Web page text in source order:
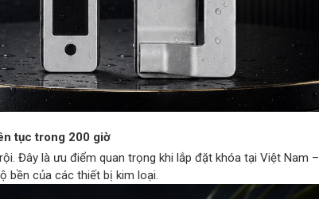
tục trong 200 giờ
Đây là ưu điểm quan trọng khi lắp đặt khóa tại Việt Nam –
bền của các thiết bị kim loại.